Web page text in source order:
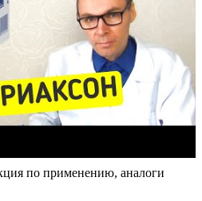
по применению, аналоги